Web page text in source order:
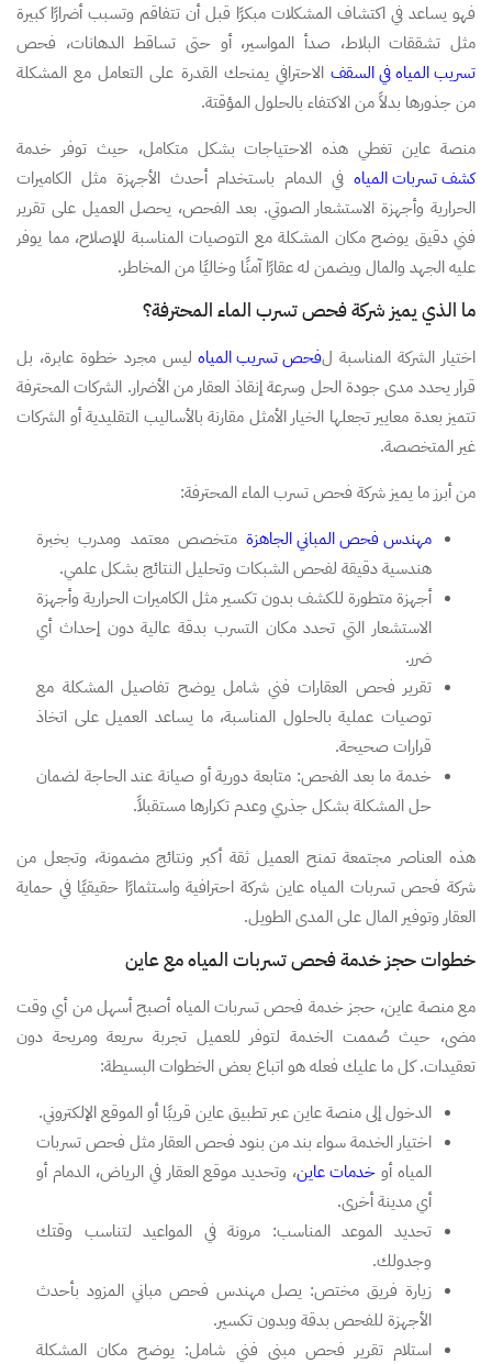
فهو يساعد في اكتشاف المشكلات مبكرًا قبل أن تتفاقم وتسبب أضرارًا كبيرة
مثل تشققات البلاط، صدأ المواسير، أو حتى تساقط الدهانات، فحص
تسريب المياه في السقف الاحترافي يمنحك القدرة على التعامل مع المشكلة
من جذورها بدلاً من الاكتفاء بالحلول المؤقتة.
منصة عاين تغطي هذه الاحتياجات بشكل متكامل، حيث توفر خدمة
كشف تسربات المياه في الدمام باستخدام أحدث الأجهزة مثل الكاميرات
الحرارية وأجهزة الاستشعار الصوتي. بعد الفحص، يحصل العميل على تقرير
فني دقيق يوضح مكان المشكلة مع التوصيات المناسبة للإصلاح، مما يوفر
عليه الجهد والمال ويضمن له عقارًا آمنًا وخاليًا من المخاطر.
ما الذي يميز شركة فحص تسرب الماء المحترفة؟
اختيار الشركة المناسبة لفحص تسريب المياهليس مجرد خطوة عابرة، بل
قرار يحدد مدى جودة الحل وسرعة إنقاذ العقار من الأضرار. الشركات المحترفة
تتميز بعدة معايير تجعلها الخيار الأمثل مقارنة بالأساليب التقليدية أو الشركات
غير المتخصصة.
من أبرز ما يميز شركة فحص تسرب الماء المحترفة:
مهندس فحص المباني الجاهزة متخصص معتمد ومدرب بخبرة
هندسية دقيقة لفحص الشبكات وتحليل النتائج بشكل علمي.
أجهزة متطورة للكشف بدون تكسير مثل الكاميرات الحرارية وأجهزة
الاستشعار التي تحدد مكان التسرب بدقة عالية دون إحداث أي
ضرر.
تقرير فحص العقارات فني شامل يوضح تفاصيل المشكلة مع
توصيات عملية بالحلول المناسبة، ما يساعد العميل على اتخاذ
قرارات صحيحة.
خدمة ما بعد الفحص: متابعة دورية أو صيانة عند الحاجة لضمان
حل المشكلة بشكل جذري وعدم تكرارها مستقبلاً.
هذه العناصر مجتمعة تمنح العميل ثقة أكبر ونتائج مضمونة، وتجعل من
شركة فحص تسربات المياه عاين شركة احترافية واستثمارًا حقيقيًا في حماية
العقار وتوفير المال على المدى الطويل.
خطوات حجز خدمة فحص تسربات المياه مع عاين
مع منصة عاين، حجز خدمة فحص تسربات المياه أصبح أسهل من أي وقت
مضى، حيث صُممت الخدمة لتوفر للعميل تجربة سريعة ومريحة دون
تعقيدات. كل ما عليك فعله هو اتباع بعض الخطوات البسيطة:
الدخول إلى منصة عاين عبر تطبيق عاين قريبًا أو الموقع الإلكتروني.
اختيار الخدمة سواء بند من بنود فحص العقار مثل فحص تسربات
المياه أو خدمات عاين، وتحديد موقع العقار في الرياض، الدمام أو
أي مدينة أخرى.
تحديد الموعد المناسب: مرونة في المواعيد لتناسب وقتك
وجدولك.
زيارة فريق مختص: يصل مهندس فحص مباني المزود بأحدث
الأجهزة للفحص بدقة وبدون تكسير.
استلام تقرير فحص مبنى فني شامل: يوضح مكان المشكلة